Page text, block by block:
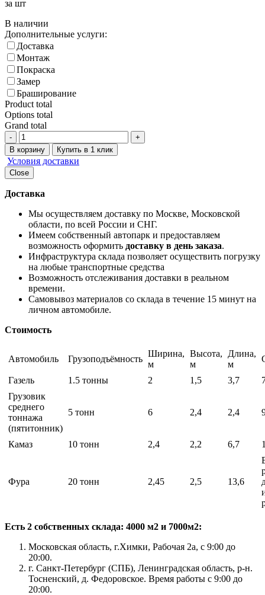
за шт
В наличии
Дополнительные услуги:
Доставка
Монтаж
Покраска
Замер
Браширование
Product total
Options total
Grand total
-
+
В корзину
Купить в 1 клик
Условия доставки
Close
Доставка
Мы осуществляем доставку по Москве, Московской
области, по всей России и СНГ.
Имеем собственный автопарк и предоставляем
возможность оформить доставку в день заказа.
Инфраструктура склада позволяет осуществить погрузку
на любые транспортные средства
Возможность отслеживания доставки в реальном
времени.
Самовывоз материалов со склада в течение 15 минут на
личном автомобиле.
Стоимость
Автомобиль Грузоподъёмность
Ширина,
м
Высота,
м
Длина,
м
Газель 1.5 тонны 2 1,5 3,7
Грузовик
среднего
тоннажа
(пятитонник)
5 тонн 6 2,4 2,4
Камаз 10 тонн 2,4 2,2 6,7
Фура 20 тонн 2,45 2,5 13,6
Есть 2 собственных склада: 4000 м2 и 7000м2:
Московская область, г.Химки, Рабочая 2а, с 9:00 до
20:00.
г. Санкт-Петербург (СПБ), Ленинградская область, р-н.
Тосненский, д. Федоровское. Время работы с 9:00 до
20:00.